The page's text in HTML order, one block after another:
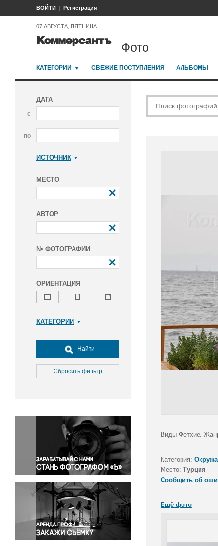
ВОЙТИ Регистрация
07 АВГУСТА, ПЯТНИЦА
Фото
КАТЕГОРИИ СВЕЖИЕ ПОСТУПЛЕНИЯ АЛЬБОМЫ
ДАТА
с
по
ИСТОЧНИК
МЕСТО
АВТОР
№ ФОТОГРАФИИ
ОРИЕНТАЦИЯ
КАТЕГОРИИ
Досуг, туризм и отдых
Культура
Медицина
Окружающая среда
Политика
Правосудие
Происшествия и конфликты
Религия
Светская жизнь
Спорт
Экология
Экономика и бизнес
Найти
Сбросить фильтр
Виды Фетхие.
Категория:
Место: Турция
Сообщить об
Ещё фото